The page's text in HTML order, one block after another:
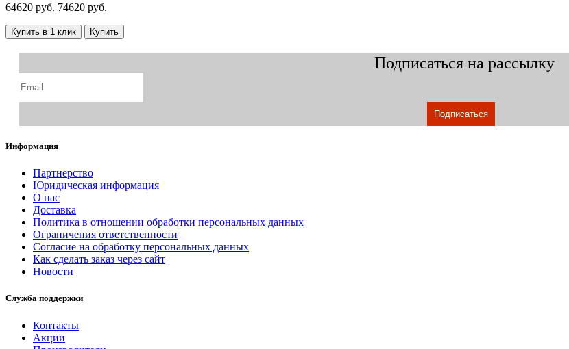
64620 руб. 74620 руб.
Купить в 1 клик Купить
Подписаться на рассылку
Подписаться
Информация
Партнерство
Юридическая информация
О нас
Доставка
Политика в отношении обработки персональных данных
Ограничения ответственности
Согласие на обработку персональных данных
Как сделать заказ через сайт
Новости
Служба поддержки
Контакты
Акции